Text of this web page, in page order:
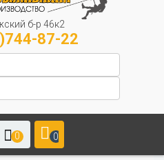
б-р 46к2
87-22
0 0